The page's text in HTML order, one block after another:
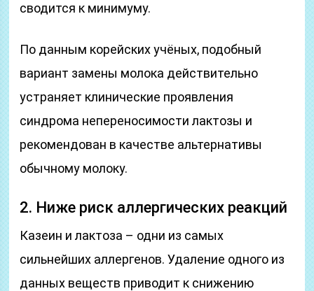
сводится к минимуму.
По данным корейских учёных, подобный
вариант замены молока действительно
устраняет клинические проявления
синдрома непереносимости лактозы и
рекомендован в качестве альтернативы
обычному молоку.
2. Ниже риск аллергических реакций
Казеин и лактоза – одни из самых
сильнейших аллергенов. Удаление одного из
данных веществ приводит к снижению